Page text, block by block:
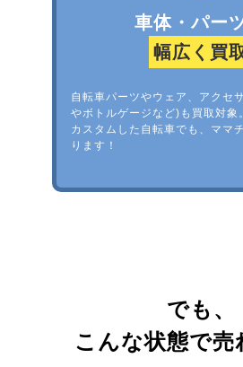
車体・パー
幅広く買
自転車パーツやウェア、アクセ
やボトルゲージなど)も買取対象
カスタムした自転車でも、ママ
ります！
でも、
こんな状態で売